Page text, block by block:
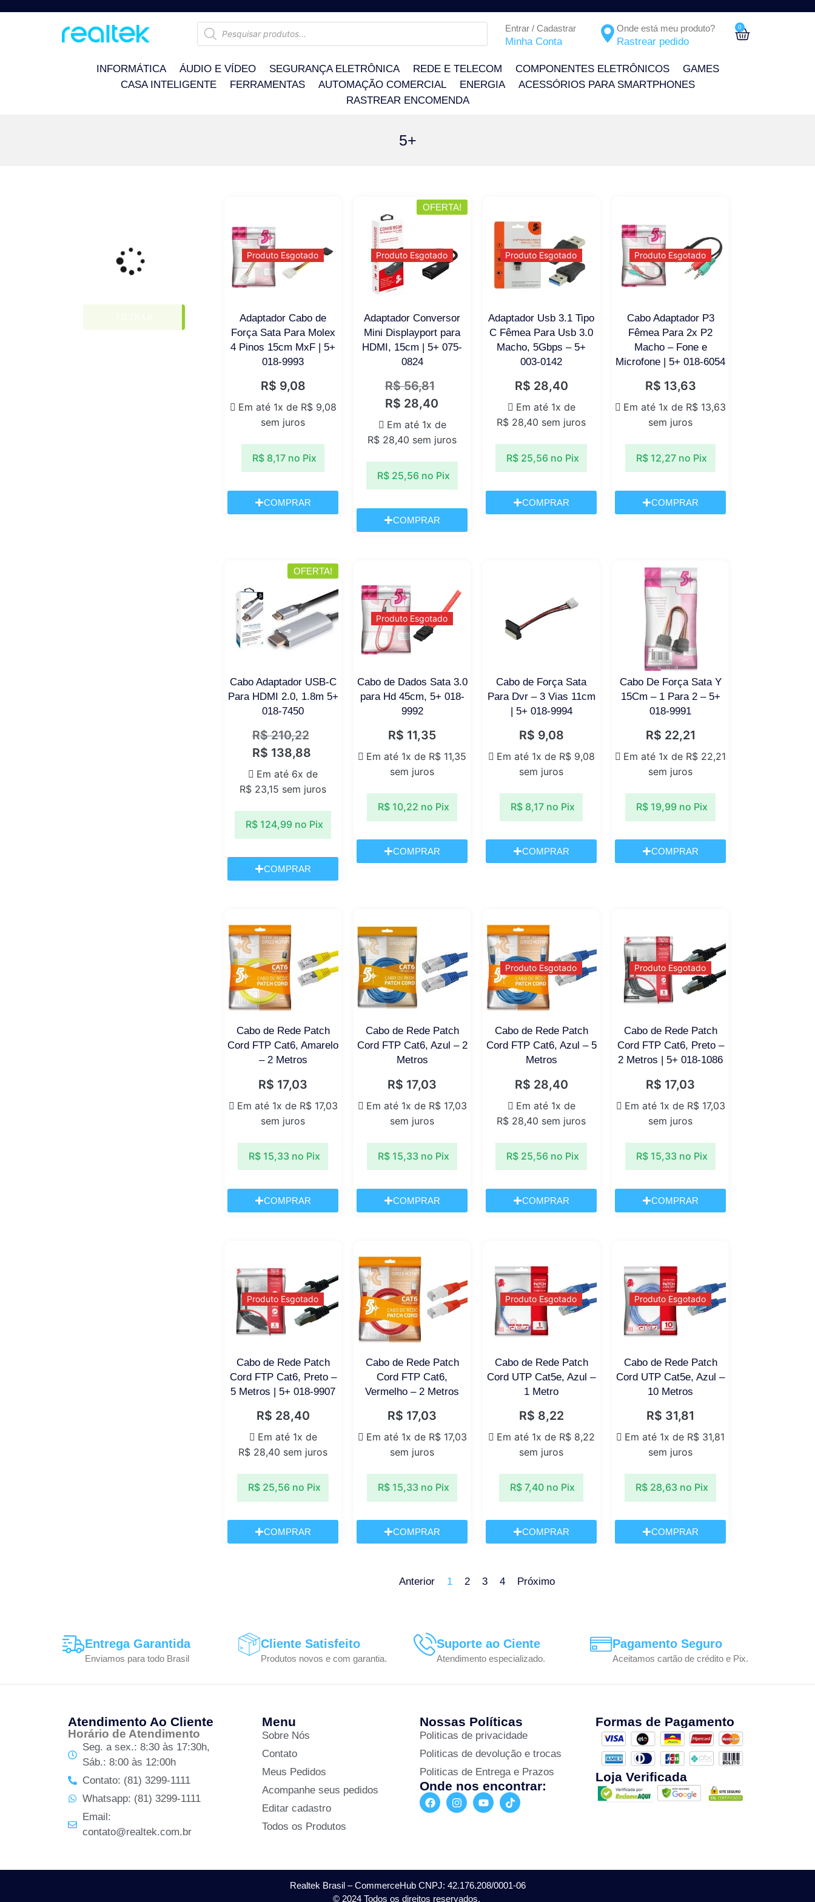
Entrar / Cadastrar
Minha Conta
Onde está meu produto?
Rastrear pedido
0
INFORMÁTICA ÁUDIO E VÍDEO SEGURANÇA ELETRÔNICA REDE E TELECOM COMPONENTES ELETRÔNICOS
GAMES
CASA INTELIGENTE
FERRAMENTAS AUTOMAÇÃO COMERCIAL ENERGIA
ACESSÓRIOS PARA SMARTPHONES
RASTREAR ENCOMENDA
5+
Produto Esgotado
Adaptador Cabo de
Força Sata Para Molex
4 Pinos 15cm MxF | 5+
018-9993
R$ 9,08
Em até 1x de R$9,08
sem juros
R$8,17 no Pix
COMPRAR
OFERTA!
Produto Esgotado
Adaptador Conversor
Mini Displayport para
HDMI, 15cm | 5+ 075-
0824
R$56,81
R$ 28,40
Em até 1x de
R$ 28,40 sem juros
R$25,56 no Pix
COMPRAR
Produto Esgotado
Adaptador Usb 3.1 Tipo
C Fêmea Para Usb 3.0
Macho, 5Gbps – 5+
003-0142
R$ 28,40
Em até 1x de
R$ 28,40 sem juros
R$25,56 no Pix
COMPRAR
Produto Esgotado
Cabo Adaptador P3
Fêmea Para 2x P2
Macho – Fone e
Microfone | 5+ 018-6054
R$ 13,63
Em até 1x de R$ 13,63
sem juros
R$ 12,27 no Pix
COMPRAR
OFERTA!
Cabo Adaptador USB-C
Para HDMI 2.0, 1.8m 5+
018-7450
R$210,22
R$ 138,88
Em até 6x de
R$ 23,15 sem juros
R$124,99 no Pix
COMPRAR
Produto Esgotado
Cabo de Dados Sata 3.0
para Hd 45cm, 5+ 018-
9992
R$ 11,35
Em até 1x de R$ 11,35
sem juros
R$10,22 no Pix
COMPRAR
Cabo de Força Sata
Para Dvr – 3 Vias 11cm
| 5+ 018-9994
R$ 9,08
Em até 1x de R$9,08
sem juros
R$8,17 no Pix
COMPRAR
Cabo De Força Sata Y
15Cm – 1 Para 2 – 5+
018-9991
R$ 22,21
Em até 1x de R$ 22,21
sem juros
R$19,99 no Pix
COMPRAR
Cabo de Rede Patch
Cord FTP Cat6, Amarelo
– 2 Metros
R$ 17,03
Em até 1x de R$17,03
sem juros
R$15,33 no Pix
COMPRAR
Cabo de Rede Patch
Cord FTP Cat6, Azul – 2
Metros
R$ 17,03
Em até 1x de R$17,03
sem juros
R$15,33 no Pix
COMPRAR
Produto Esgotado
Cabo de Rede Patch
Cord FTP Cat6, Azul – 5
Metros
R$ 28,40
Em até 1x de
R$ 28,40 sem juros
R$25,56 no Pix
COMPRAR
Produto Esgotado
Cabo de Rede Patch
Cord FTP Cat6, Preto –
2 Metros | 5+ 018-1086
R$ 17,03
Em até 1x de R$17,03
sem juros
R$15,33 no Pix
COMPRAR
Produto Esgotado
Cabo de Rede Patch
Cord FTP Cat6, Preto –
5 Metros | 5+ 018-9907
R$ 28,40
Em até 1x de
R$ 28,40 sem juros
R$25,56 no Pix
COMPRAR
Cabo de Rede Patch
Cord FTP Cat6,
Vermelho – 2 Metros
R$ 17,03
Em até 1x de R$17,03
sem juros
R$15,33 no Pix
COMPRAR
Produto Esgotado
Cabo de Rede Patch
Cord UTP Cat5e, Azul –
1 Metro
R$ 8,22
Em até 1x de R$8,22
sem juros
R$ 7,40 no Pix
COMPRAR
Produto Esgotado
Cabo de Rede Patch
Cord UTP Cat5e, Azul –
10 Metros
R$ 31,81
Em até 1x de R$ 31,81
sem juros
R$28,63 no Pix
COMPRAR
Anterior 1 2 3 4 Próximo
Entrega Garantida
Enviamos para todo Brasil
Cliente Satisfeito
Produtos novos e com garantia.
Suporte ao Ciente
Atendimento especializado.
Pagamento Seguro
Aceitamos cartão de crédito e Pix.
Atendimento Ao Cliente
Horário de Atendimento
Seg. a sex.: 8:30 às 17:30h,
Sáb.: 8:00 às 12:00h
Contato: (81) 3299-1111
Whatsapp: (81) 3299-1111
Email:
contato@realtek.com.br
Menu
Sobre Nós
Contato
Meus Pedidos
Acompanhe seus pedidos
Editar cadastro
Todos os Produtos
Nossas Políticas
Politicas de privacidade
Politicas de devolução e trocas
Politicas de Entrega e Prazos
Onde nos encontrar:
Formas de Pagamento
Loja Verificada
Realtek Brasil – CommerceHub CNPJ: 42.176.208/0001-06
© 2024 Todos os direitos reservados.